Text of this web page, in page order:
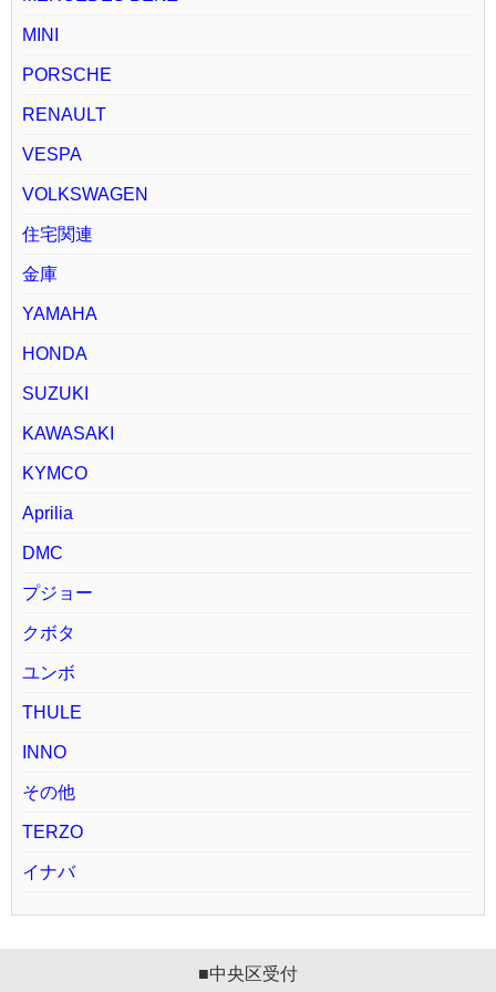
MINI
PORSCHE
RENAULT
VESPA
VOLKSWAGEN
住宅関連
金庫
YAMAHA
HONDA
SUZUKI
KAWASAKI
KYMCO
Aprilia
DMC
プジョー
クボタ
ユンボ
THULE
INNO
その他
TERZO
イナバ
■中央区受付